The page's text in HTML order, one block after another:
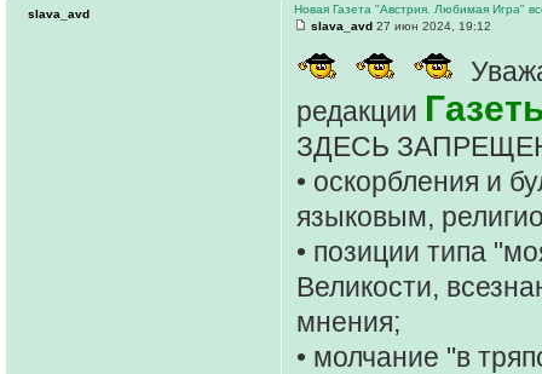
Новая Газета "Австрия. Любимая Игра"
slava_avd 27 июн 2024, 19:12
редакции
ЗДЕСЬ
• оскорбления и
языковым,
• позиции типа
Великости,
мнения;
• молчание "в
slava_avd